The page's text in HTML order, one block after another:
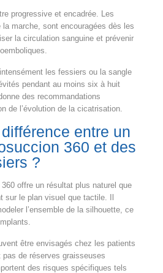
progressive et encadrée. Les
marche, sont encouragées dès les
la circulation sanguine et prévenir
les fessiers ou la sangle
pendant au moins six à huit
des recommandations
de l’évolution de la cicatrisation.
entre un
360 et des
?
offre un résultat plus naturel que
sur le plan visuel que tactile. Il
l’ensemble de la silhouette, ce
être envisagés chez les patients
de réserves graisseuses
des risques spécifiques tels